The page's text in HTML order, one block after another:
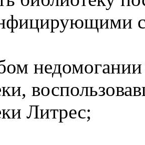
недомогании
Литрес;